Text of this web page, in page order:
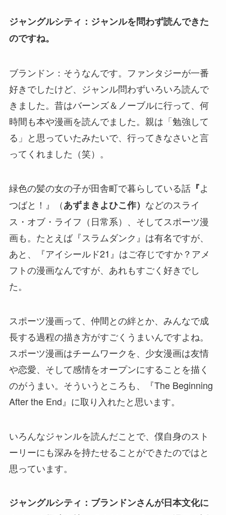
ジャングルシティ：ジャンルを問わず読んできた
のですね。
ブランドン：そうなんです。ファンタジーが一番
好きでしたけど、ジャンル問わずいろいろ読んで
きました。昔はバーンズ＆ノーブルに行って、何
時間も本や漫画を読んでました。親は「勉強して
る」と思っていたみたいで、行ってきなさいと言
ってくれました（笑）。
緑色の髪の女の子が田舎町で暮らしている話『よ
つばと！』（あずまきよひこ作） などのスライ
ス・オブ・ライフ（日常系）、そしてスポーツ漫
画も。たとえば『スラムダンク』は有名ですが、
あと、『アイシールド21』はご存じですか？アメ
フトの漫画なんですが、あれもすごく好きでし
た。
スポーツ漫画って、仲間との絆とか、みんなで成
長する過程の描き方がすごくうまいんですよね。
スポーツ漫画はチームワークを、少女漫画は友情
や恋愛、そして感情をオープンにすることを描く
のがうまい。そういうところも、『The Beginning
After the End』に取り入れたと思います。
いろんなジャンルを読んだことで、僕自身のスト
ーリーにも深みを持たせることができたのではと
思っています。
ジャングルシティ：ブランドンさんが日本文化に